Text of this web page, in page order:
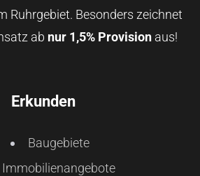
Ruhrgebiet. Besonders zeichnet
ab nur 1,5% Provisionaus!
Erkunden
Baugebiete
Immobilienangebote